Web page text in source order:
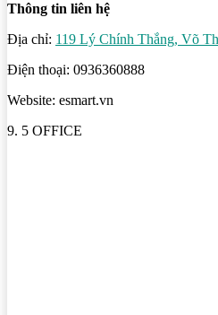
Thông tin liên hệ
Địa chỉ: 119 Lý Chính Thắng, Võ
Điện thoại: 0936360888
Website: esmart.vn
9. 5 OFFICE